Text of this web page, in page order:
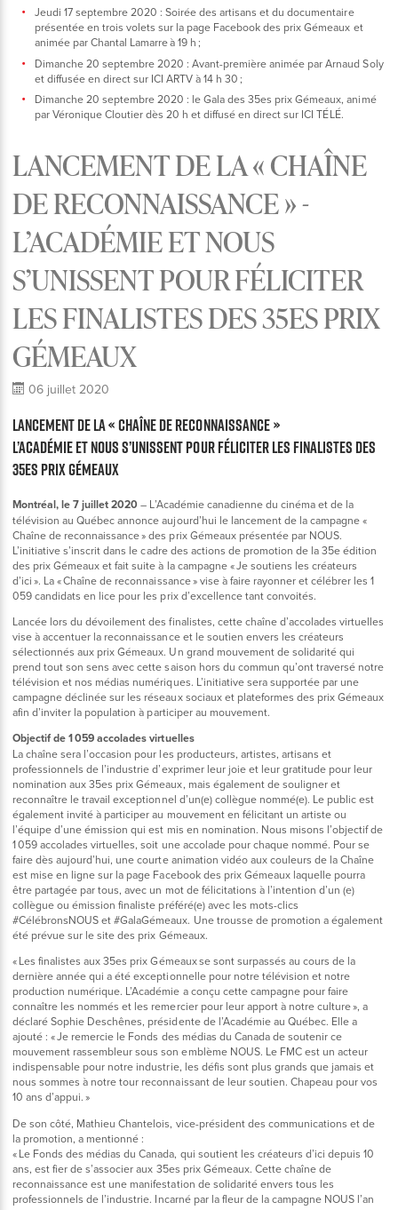
Jeudi 17 septembre 2020 : Soirée des artisans et du documentaire
présentée en trois volets sur la page Facebook des prix Gémeaux et
animée par Chantal Lamarre à 19 h ;
Dimanche 20 septembre 2020 : Avant-première animée par Arnaud Soly
et diffusée en direct sur ICI ARTV à 14 h 30 ;
Dimanche 20 septembre 2020 : le Gala des 35es prix Gémeaux, animé
par Véronique Cloutier dès 20 h et diffusé en direct sur ICI TÉLÉ.
LANCEMENT DE LA « CHAÎNE
DE RECONNAISSANCE » -
L’ACADÉMIE ET NOUS
S’UNISSENT POUR FÉLICITER
LES FINALISTES DES 35ES PRIX
GÉMEAUX
06 juillet 2020
Lancement de la « Chaîne de reconnaissance »
L’Académie et NOUS s’unissent pour féliciter les finalistes des
35es prix Gémeaux
Montréal, le 7 juillet 2020 – L’Académie canadienne du cinéma et de la
télévision au Québec annonce aujourd’hui le lancement de la campagne «
Chaîne de reconnaissance » des prix Gémeaux présentée par NOUS.
L’initiative s’inscrit dans le cadre des actions de promotion de la 35e édition
des prix Gémeaux et fait suite à la campagne « Je soutiens les créateurs
d’ici ». La « Chaîne de reconnaissance » vise à faire rayonner et célébrer les 1
059 candidats en lice pour les prix d’excellence tant convoités.
Lancée lors du dévoilement des finalistes, cette chaîne d’accolades virtuelles
vise à accentuer la reconnaissance et le soutien envers les créateurs
sélectionnés aux prix Gémeaux. Un grand mouvement de solidarité qui
prend tout son sens avec cette saison hors du commun qu’ont traversé notre
télévision et nos médias numériques. L’initiative sera supportée par une
campagne déclinée sur les réseaux sociaux et plateformes des prix Gémeaux
afin d’inviter la population à participer au mouvement.
Objectif de 1 059 accolades virtuelles
La chaîne sera l’occasion pour les producteurs, artistes, artisans et
professionnels de l’industrie d’exprimer leur joie et leur gratitude pour leur
nomination aux 35es prix Gémeaux, mais également de souligner et
reconnaître le travail exceptionnel d’un(e) collègue nommé(e). Le public est
également invité à participer au mouvement en félicitant un artiste ou
l’équipe d’une émission qui est mis en nomination. Nous misons l’objectif de
1 059 accolades virtuelles, soit une accolade pour chaque nommé. Pour se
faire dès aujourd’hui, une courte animation vidéo aux couleurs de la Chaîne
est mise en ligne sur la page Facebook des prix Gémeaux laquelle pourra
être partagée par tous, avec un mot de félicitations à l’intention d’un (e)
collègue ou émission finaliste préféré(e) avec les mots-clics
#CélébronsNOUS et #GalaGémeaux. Une trousse de promotion a également
été prévue sur le site des prix Gémeaux.
« Les finalistes aux 35es prix Gémeaux se sont surpassés au cours de la
dernière année qui a été exceptionnelle pour notre télévision et notre
production numérique. L’Académie a conçu cette campagne pour faire
connaître les nommés et les remercier pour leur apport à notre culture », a
déclaré Sophie Deschênes, présidente de l’Académie au Québec. Elle a
ajouté : « Je remercie le Fonds des médias du Canada de soutenir ce
mouvement rassembleur sous son emblème NOUS. Le FMC est un acteur
indispensable pour notre industrie, les défis sont plus grands que jamais et
nous sommes à notre tour reconnaissant de leur soutien. Chapeau pour vos
10 ans d’appui. »
De son côté, Mathieu Chantelois, vice-président des communications et de
la promotion, a mentionné :
« Le Fonds des médias du Canada, qui soutient les créateurs d’ici depuis 10
ans, est fier de s’associer aux 35es prix Gémeaux. Cette chaîne de
reconnaissance est une manifestation de solidarité envers tous les
professionnels de l’industrie. Incarné par la fleur de la campagne NOUS l’an